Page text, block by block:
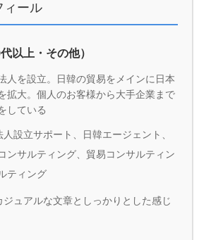
ィール
以上・その他）
人を設立。日韓の貿易をメインに日本
拡大。個人のお客様から大手企業まで
している
人設立サポート、日韓エージェント、
ンサルティング、貿易コンサルティン
ティング
ジュアルな文章としっかりとした感じ